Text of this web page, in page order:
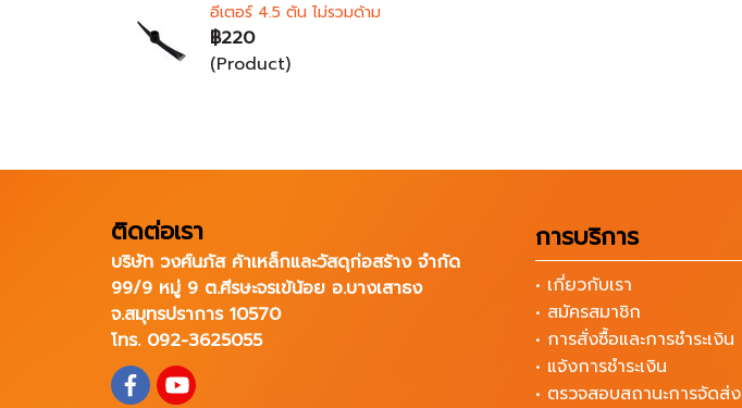
อีเตอร์ 4.5 ตัน ไม่รวมด้าม
฿220
(Product)
ติดต่อเรา
บริษัท วงศ์นภัส ค้าเหล็กและวัสดุก่อสร้าง จำกัด
99/9 หมู่ 9 ต.ศีรษะจรเข้น้อย อ.บางเสาธง
จ.สมุทรปราการ 10570
โทร. 092-3625055
การบริการ
• เกี่ยวกับเรา
• สมัครสมาชิก
• การสั่งซื้อและการชำระเงิน
• แจ้งการชำระเงิน
• ตรวจสอบสถานะการจัดส่ง